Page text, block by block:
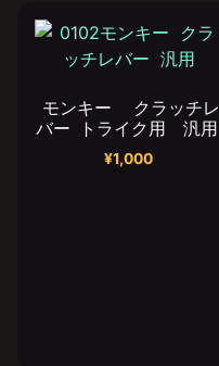
モンキー クラッチレ
バー トライク用 汎用
¥1,000